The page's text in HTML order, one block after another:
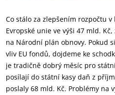
Co stálo za zlepšením rozpočtu
Evropské unie ve výši 47 mld.
na Národní plán obnovy. Pokud
vliv EU fondů, dojdeme ke
je tradičně dobrý měsíc pro
posílají do státní kasy daň z
poslaly 68 mld. Kč. Problémy na